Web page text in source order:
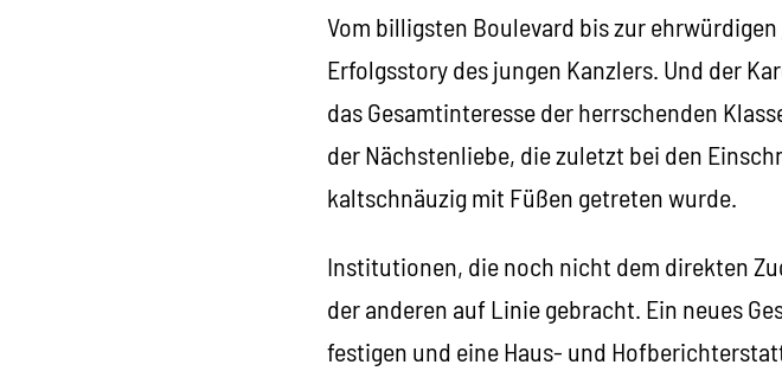
Vom billigsten Boulevard bis zur
Erfolgsstory des jungen Kanzlers. Und der
das Gesamtinteresse der herrschenden
der Nächstenliebe, die zuletzt bei den
kaltschnäuzig mit Füßen getreten wurde.
Institutionen, die noch nicht dem direkten
der anderen auf Linie gebracht. Ein neues
festigen und eine Haus- und